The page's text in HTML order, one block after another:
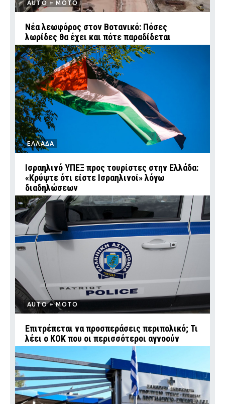
AUTO + MOTO
Νέα λεωφόρος στον Βοτανικό: Πόσες
λωρίδες θα έχει και πότε παραδίδεται
ΕΛΛΑΔΑ
Ισραηλινό ΥΠΕΞ προς τουρίστες στην Ελλάδα:
«Κρύψτε ότι είστε Ισραηλινοί» λόγω
διαδηλώσεων
AUTO + MOTO
Επιτρέπεται να προσπεράσεις περιπολικό; Τι
λέει ο ΚΟΚ που οι περισσότεροι αγνοούν